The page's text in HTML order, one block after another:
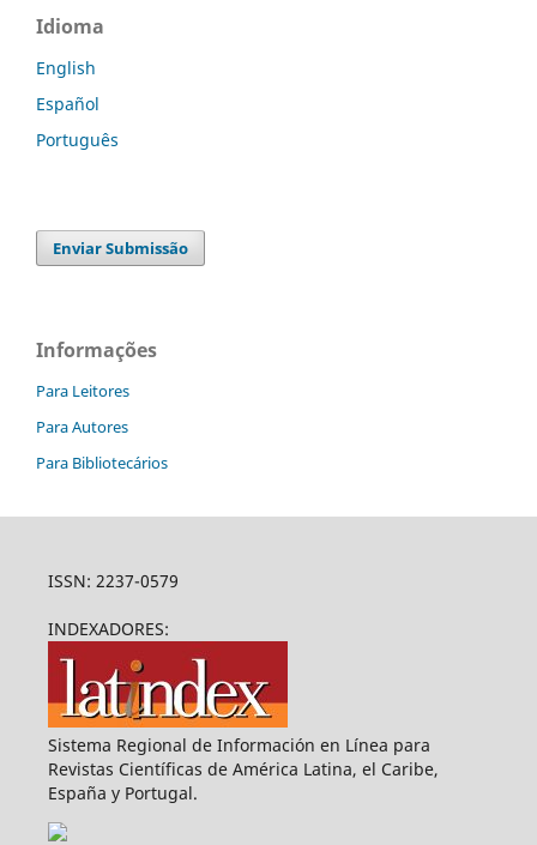
Idioma
English
Español
Português
Enviar Submissão
Informações
Para Leitores
Para Autores
Para Bibliotecários
ISSN: 2237-0579
INDEXADORES:
Sistema Regional de Información en Línea para
Revistas Científicas de América Latina, el Caribe,
España y Portugal.